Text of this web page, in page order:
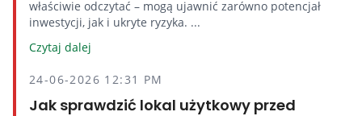
właściwie odczytać – mogą ujawnić zarówno potencjał
inwestycji, jak i ukryte ryzyka. ...
Czytaj dalej
24-06-2026 12:31 PM
Jak sprawdzić lokal użytkowy przed